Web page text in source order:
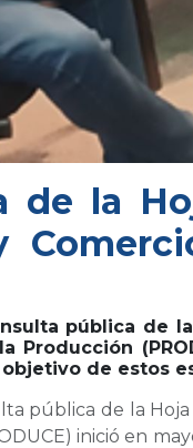
de la
pública de
Producción
de estos
pública de la
inició en